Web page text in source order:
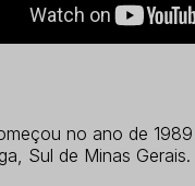
no ano de
Sul de Minas Gerais.